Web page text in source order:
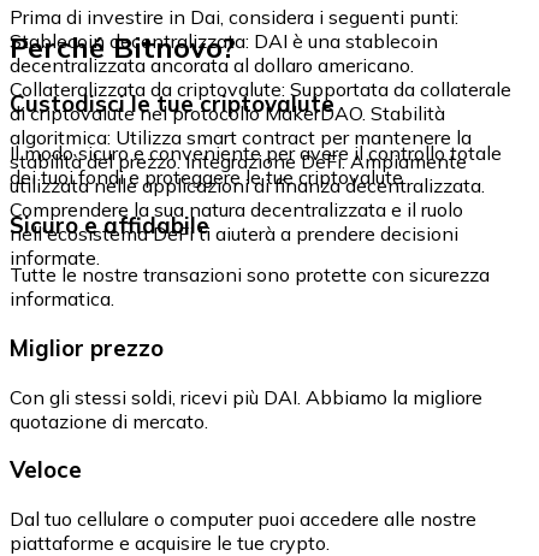
Prima di investire in Dai, considera i seguenti punti:
Stablecoin decentralizzata: DAI è una stablecoin
decentralizzata ancorata al dollaro americano.
Collateralizzata da criptovalute: Supportata da collaterale
di criptovalute nel protocollo MakerDAO. Stabilità
algoritmica: Utilizza smart contract per mantenere la
stabilità del prezzo. Integrazione DeFi: Ampiamente
utilizzata nelle applicazioni di finanza decentralizzata.
Comprendere la sua natura decentralizzata e il ruolo
nell'ecosistema DeFi ti aiuterà a prendere decisioni
informate.
Perché Bitnovo?
Custodisci le tue criptovalute
Il modo sicuro e conveniente per avere il controllo totale
dei tuoi fondi e proteggere le tue criptovalute.
Sicuro e affidabile
Tutte le nostre transazioni sono protette con sicurezza
informatica.
Miglior prezzo
Con gli stessi soldi, ricevi più DAI. Abbiamo la migliore
quotazione di mercato.
Veloce
Dal tuo cellulare o computer puoi accedere alle nostre
piattaforme e acquisire le tue crypto.